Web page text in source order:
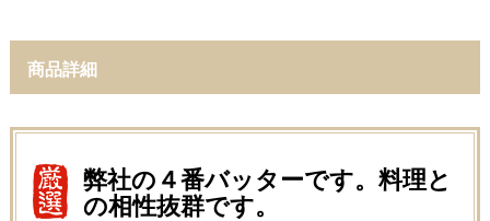
商品詳細
弊社の４番バッターです。料理と
の相性抜群です。